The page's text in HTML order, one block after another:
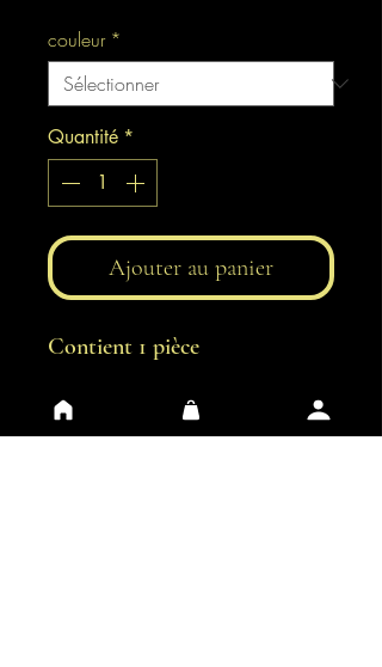
couleur *
Quantité *
Ajouter au panier
Contient 1 pièce